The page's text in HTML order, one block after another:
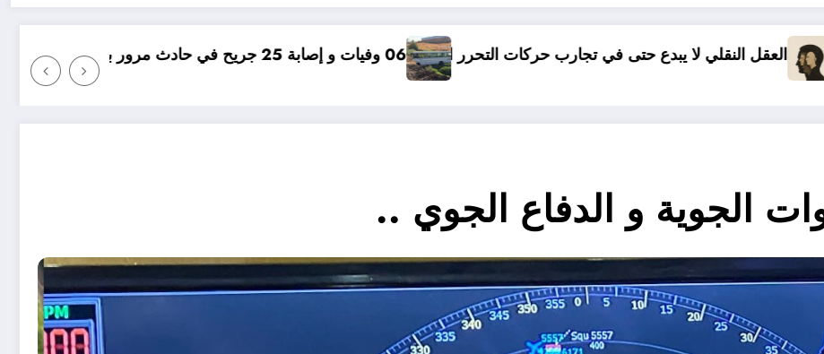
تجارب حركات التحرر الوطني 06 وفيات و إصابة 25 جريح في حادث مرور بقسنطينة مؤامرة فينيسيوس ضد ارسنال
الجوية و الدفاع الجوي ..